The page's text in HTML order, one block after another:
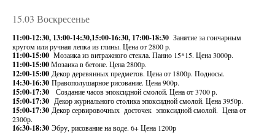
15.03 Воскресенье
11:00-12:30, 13:00-14:30,15:00-16:30, 17:00-18:30 Занятие за гончарным
кругом или ручная лепка из глины. Цена от 2800 р.
11:00-15:00 Мозаика из витражного стекла. Панно 15*15. Цена 3000р.
11:00-15:00Мозаика в бетоне. Цена 2800р.
12:00-15:00 Декор деревянных предметов. Цена от 1800р. Подносы.
14:30-16:30 Правополушарное рисование. Цена 900р.
15:00-17:30 Создание часов эпоксидной смолой. Цена от 3700 р.
15:00-17:30 Декор журнального столика эпоксидной смолой. Цена 3950р.
15:00-17:30 Декор сервировочных досточек эпоксидной смолой. Цена от
2300р.
16:30-18:30 Эбру, рисование на воде. 6+ Цена 1200р